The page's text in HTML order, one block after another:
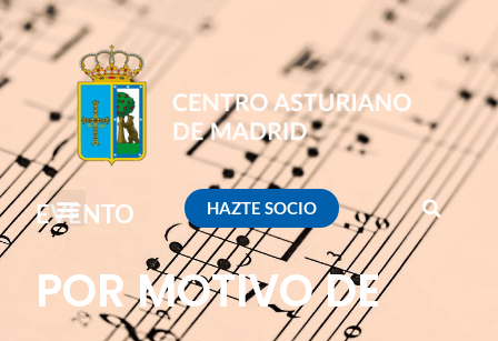
HAZTE SOCIO
EVENTO
POR MOTIVO DE